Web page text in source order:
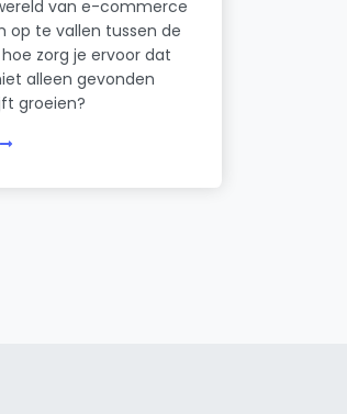
van e-commerce
op te vallen tussen de
zorg je ervoor dat
alleen gevonden
groeien?